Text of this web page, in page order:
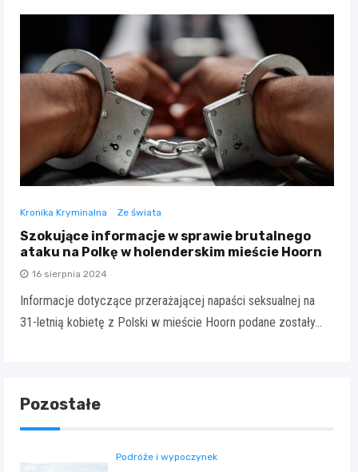
Kronika Kryminalna Ze świata
Szokujące informacje w sprawie brutalnego
ataku na Polkę w holenderskim mieście Hoorn
16 sierpnia 2024
Informacje dotyczące przerażającej napaści seksualnej na
31-letnią kobietę z Polski w mieście Hoorn podane zostały…
Pozostałe
Podróże i wypoczynek